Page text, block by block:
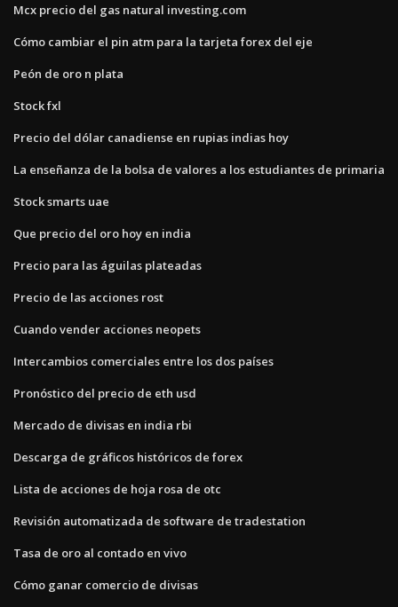
Mcx precio del gas natural investing.com
Cómo cambiar el pin atm para la tarjeta forex del eje
Peón de oro n plata
Stock fxl
Precio del dólar canadiense en rupias indias hoy
La enseñanza de la bolsa de valores a los estudiantes de primaria
Stock smarts uae
Que precio del oro hoy en india
Precio para las águilas plateadas
Precio de las acciones rost
Cuando vender acciones neopets
Intercambios comerciales entre los dos países
Pronóstico del precio de eth usd
Mercado de divisas en india rbi
Descarga de gráficos históricos de forex
Lista de acciones de hoja rosa de otc
Revisión automatizada de software de tradestation
Tasa de oro al contado en vivo
Cómo ganar comercio de divisas